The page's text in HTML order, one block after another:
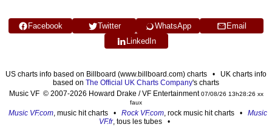
Facebook Twitter WhatsApp
Email
LinkedIn
US charts info based on Billboard (www.billboard.com) charts • UK charts info
based on The Official UK Charts Company's charts
Music VF © 2007-2026 Howard Drake / VF Entertainment07/08/26 13h28:26 xx
faux
Music VF.com, music hit charts • Rock VF.com, rock music hit charts • Music
VF.fr, tous les tubes •